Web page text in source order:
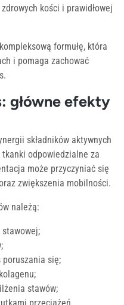
kości i prawidłowej
formułę, która
i pomaga zachować
główne efekty
składników aktywnych
odpowiedzialne za
może przyczyniać się
zwiększenia mobilności.
należą:
się;
stawów;